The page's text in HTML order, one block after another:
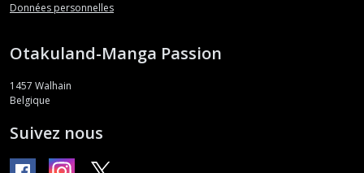
Données personnelles
Otakuland-Manga Passion
1457 Walhain
Belgique
Suivez nous